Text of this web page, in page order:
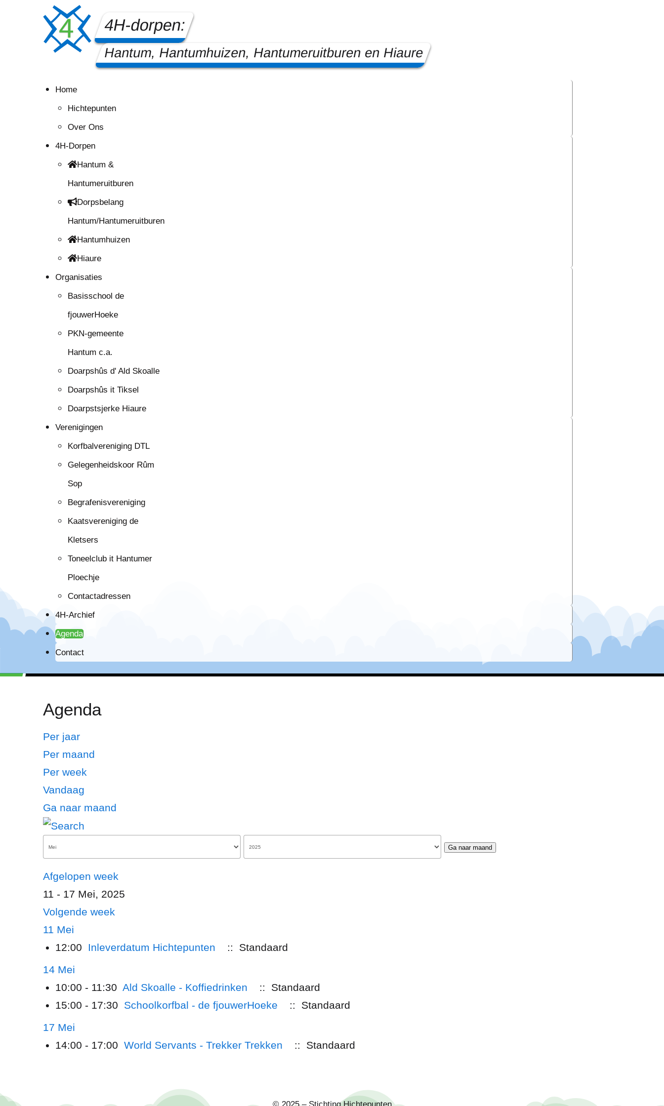
4H-dorpen:
Hantum, Hantumhuizen, Hantumeruitburen en Hiaure
Home
Hichtepunten
Over Ons
4H-Dorpen
Hantum &
Hantumeruitburen
Dorpsbelang
Hantum/Hantumeruitburen
Hantumhuizen
Hiaure
Organisaties
Basisschool de
fjouwerHoeke
PKN-gemeente
Hantum c.a.
Doarpshûs d' Ald Skoalle
Doarpshûs it Tiksel
Doarpstsjerke Hiaure
Verenigingen
Korfbalvereniging DTL
Gelegenheidskoor Rûm
Sop
Begrafenisvereniging
Kaatsvereniging de
Kletsers
Toneelclub it Hantumer
Ploechje
Contactadressen
4H-Archief
Agenda
Contact
Agenda
Per jaar
Per maand
Per week
Vandaag
Ga naar maand
Ga naar maand
Afgelopen week
11 - 17 Mei, 2025
Volgende week
11 Mei
12:00 Inleverdatum Hichtepunten
:: Standaard
14 Mei
10:00 - 11:30 Ald Skoalle - Koffiedrinken
:: Standaard
15:00 - 17:30 Schoolkorfbal - de fjouwerHoeke
:: Standaard
17 Mei
14:00 - 17:00 World Servants - Trekker Trekken :: Standaard